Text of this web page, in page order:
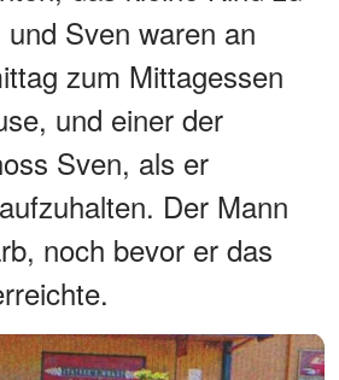
Sven waren an
zum Mittagessen
und einer der
Sven, als er
Der Mann
noch bevor er das